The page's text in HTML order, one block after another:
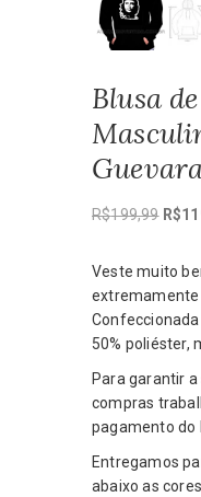
Blusa
R$199,99 O
R$
Veste muito
extremamente
50% poliéster,
Para garantir
compras
pagamento do
Entregamos
abaixo as